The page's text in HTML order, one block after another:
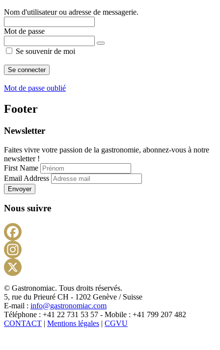
Nom d'utilisateur ou adresse de messagerie.
Mot de passe
Se souvenir de moi
Mot de passe oublié
Footer
Newsletter
Faites vivre votre passion de la gastronomie, abonnez-vous à notre
newsletter !
First Name
Email Address
Envoyer
Nous suivre
X
© Gastronomiac. Tous droits réservés.
5, rue du Prieuré CH - 1202 Genève / Suisse
E-mail : info@gastronomiac.com
Téléphone : +41 22 731 53 57 - Mobile : +41 799 207 482
CONTACT | Mentions légales | CGVU